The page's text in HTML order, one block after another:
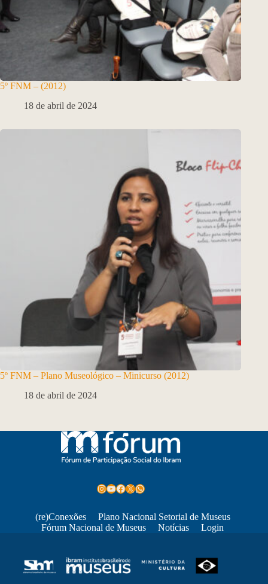
5º FNM – (2012)
18 de abril de 2024
5º FNM – Plano Museológico – Minicurso (2012)
18 de abril de 2024
Instagram
Youtube
Facebook
X WhatsApp
(re)Conexões
Plano Nacional Setorial de Museus
Fórum Nacional de Museus
Notícias Login